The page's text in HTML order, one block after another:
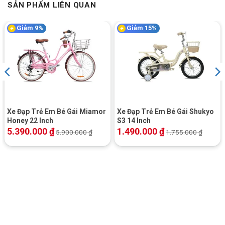
SẢN PHẨM LIÊN QUAN
Giảm 9%
Xe Đạp Trẻ Em Bé Gái Miamor
Honey 22 Inch
5.390.000₫5.900.000₫
Giảm 15%
Xe Đạp Trẻ Em Bé Gái Shukyo
S3 14 Inch
1.490.000₫1.755.000₫